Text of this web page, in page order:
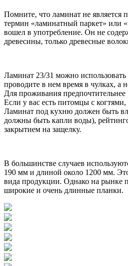
Помните, что ламинат не является
термин «ламинатный паркет» или
вошел в употребление. Он не
древесины, только древесные
Ламинат 23/31 можно использовать
проводите в нем время в чулках, а
Для проживания
Если у вас есть питомцы с
Ламинат под кухню должен быть
должны быть капли воды),
закрытием на защелку.
В большинстве случаев
190 мм и длиной около 1200 мм.
вида продукции. Однако на рынке
широкие и очень длинные планки.